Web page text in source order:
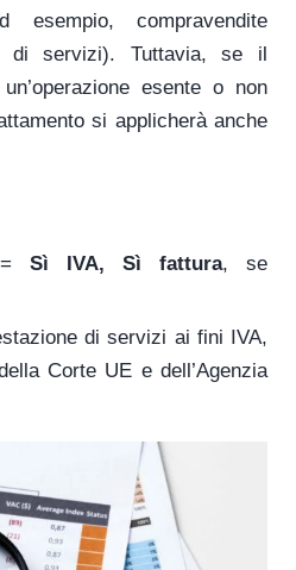
esempio, compravendite
di servizi). Tuttavia, se il
esente o non
si applicherà anche
= Sì IVA, Sì fattura, se
di servizi ai fini IVA,
Corte UE e dell’Agenzia